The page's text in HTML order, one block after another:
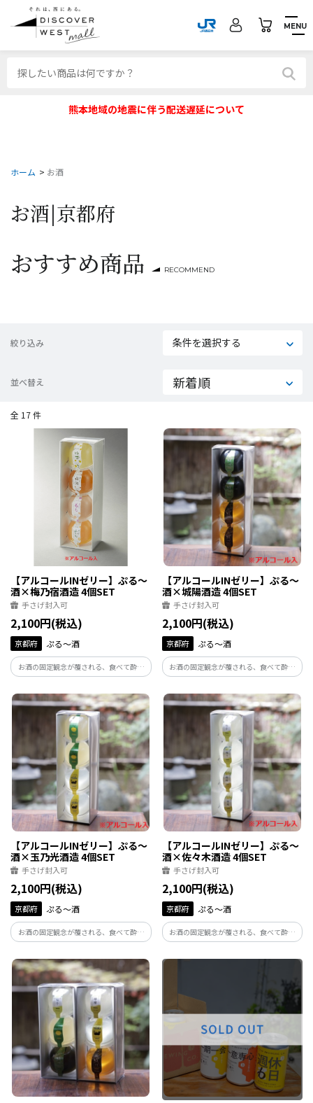
MENU
熊本地域の地震に伴う配送遅延について
ホーム > お酒
お酒|京都府
おすすめ商品 RECOMMEND
絞り込み 条件を選択する
並べ替え
全 17 件
【アルコールINゼリー】ぷる～
酒×梅乃宿酒造 4個SET
手さげ封入可
2,100円(税込)
京都府 ぷる～酒
お酒の固定観念が覆される、食べて酔え
る新感覚ゼリーの登場です。お届けするの
は奈良・梅乃宿酒造とコラボレーション
した梅・ゆず・みかん・ももの4種類のパ
ッケージ。ギフトにもおすすめです。
【アルコールINゼリー】ぷる～
酒×城陽酒造 4個SET
手さげ封入可
2,100円(税込)
京都府 ぷる～酒
お酒の固定観念が覆される、食べて酔え
る新感覚ゼリーの登場です。お届けするの
は京都の城陽酒造とコラボレーションし
た長期熟成梅酒 2個・宇治抹茶梅酒 2個の
パッケージ。ギフトにもおすすめです。
【アルコールINゼリー】ぷる～
酒×玉乃光酒造 4個SET
手さげ封入可
2,100円(税込)
京都府 ぷる～酒
お酒の固定観念が覆される、食べて酔え
る新感覚ゼリーの登場です。お届けするの
は京都伏見・玉乃光酒造とコラボレーシ
ョンした日本酒 TAMA2個 、京の柚子酒2
個のパッケージ。ギフトにもおすすめで
す。
【アルコールINゼリー】ぷる～
酒×佐々木酒造 4個SET
手さげ封入可
2,100円(税込)
京都府 ぷる～酒
お酒の固定観念が覆される、食べて酔え
る新感覚ゼリーの登場です。お届けするの
は京都の佐々木酒造とコラボレーション
個のパッケージ。ギフトにもおすすめで